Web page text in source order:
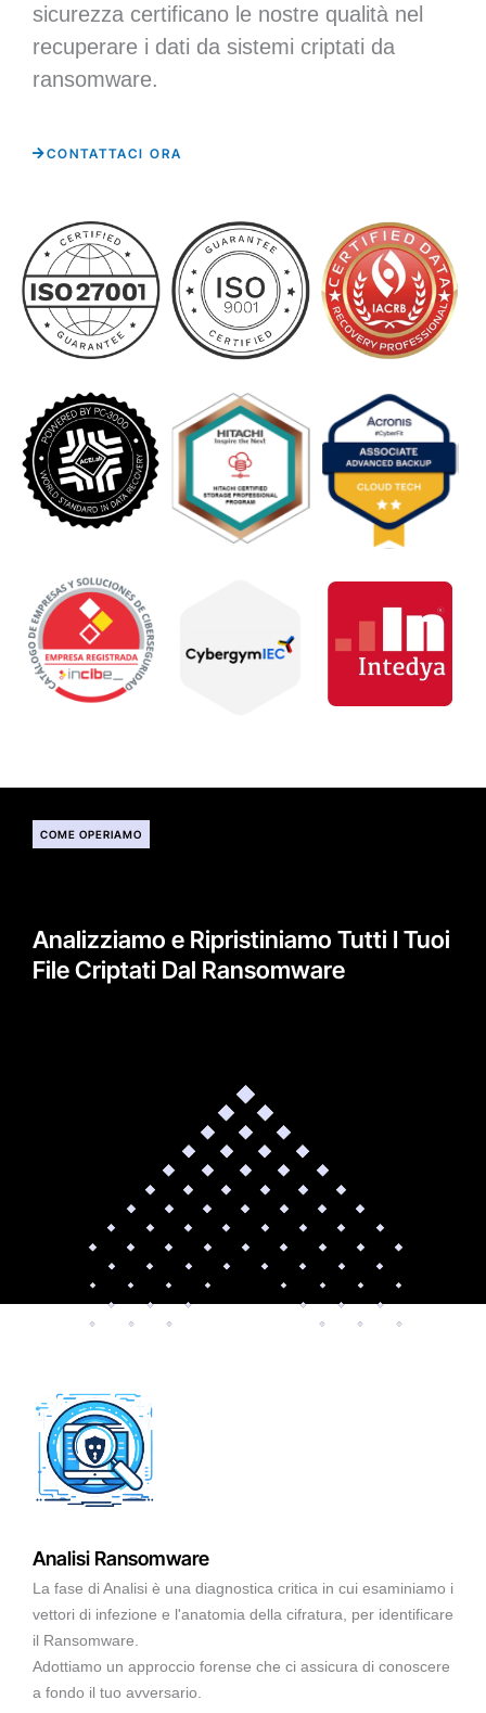
sicurezza certificano le nostre qualità nel
recuperare i dati da sistemi criptati da
ransomware.
CONTATTACI ORA
COME OPERIAMO
Analizziamo e Ripristiniamo Tutti I Tuoi
File Criptati Dal Ransomware
Analisi Ransomware
La fase di Analisi è una diagnostica critica in cui esaminiamo i
vettori di infezione e l'anatomia della cifratura, per identificare
il Ransomware.
Adottiamo un approccio forense che ci assicura di conoscere
a fondo il tuo avversario.